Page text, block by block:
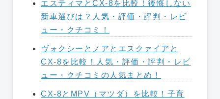
エスティマとCX-8を比較！後悔しない
新車選びは？人気・評価・評判・レビ
ュー・クチコミ！
ヴォクシーとノアとエスクァイアと
CX-8を比較！人気・評価・評判・レビ
ュー・クチコミの人気まとめ！
CX-8とMPV（マツダ）を比較！子育